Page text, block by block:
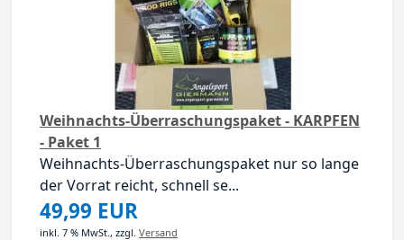
Weihnachts-Überraschungspaket - KARPFEN
- Paket 1
Weihnachts-Überraschungspaket nur so lange
der Vorrat reicht, schnell se...
49,99 EUR
inkl. 7 % MwSt., zzgl. Versand